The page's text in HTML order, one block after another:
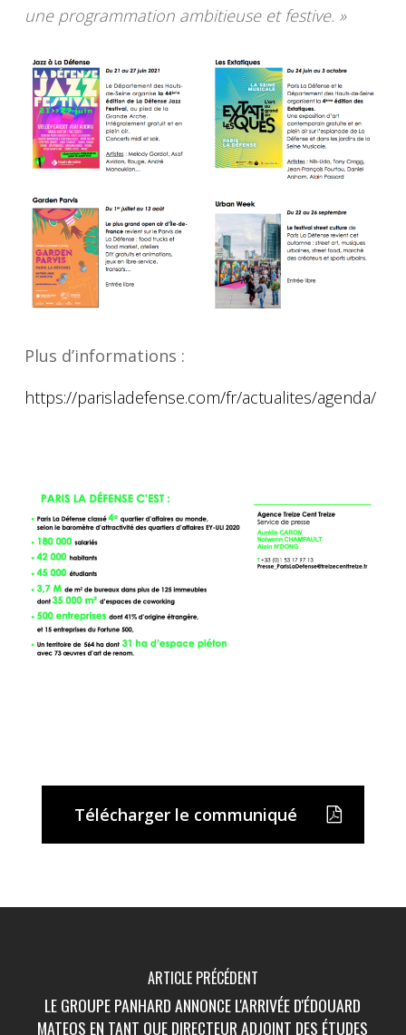
une programmation ambitieuse et festive. »
Plus d’informations :
https://parisladefense.com/fr/actualites/agenda/
Télécharger le communiqué
ARTICLE PRÉCÉDENT
LE GROUPE PANHARD ANNONCE L'ARRIVÉE D'ÉDOUARD
MATEOS EN TANT QUE DIRECTEUR ADJOINT DES ÉTUDES